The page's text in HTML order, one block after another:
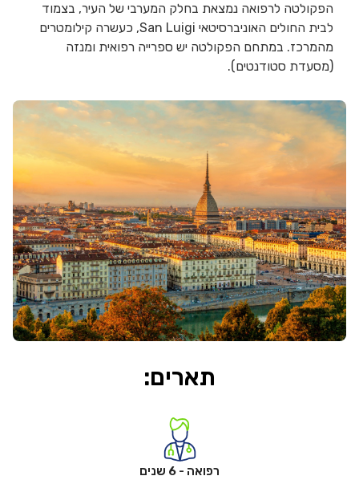
הפקולטה לרפואה נמצאת בחלק המערבי של העיר, בצמוד
לבית החולים האוניברסיטאי San Luigi, כעשרה קילומטרים
מהמרכז. במתחם הפקולטה יש ספרייה רפואית ומנזה
(מסעדת סטודנטים).
תארים:
רפואה - 6 שנים